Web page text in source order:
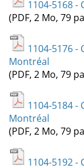
1104-5168 -
(PDF, 2 Mo, 79
1104-5176 -
Montréal
(PDF, 2 Mo, 79
1104-5184 -
Montréal
(PDF, 2 Mo, 79
1104-5192 -